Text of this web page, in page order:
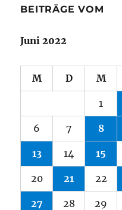
BEITRÄGE VOM
Juni 2022
M D M
1
6 7 8
13 14 15
20 21 22
27 28 29